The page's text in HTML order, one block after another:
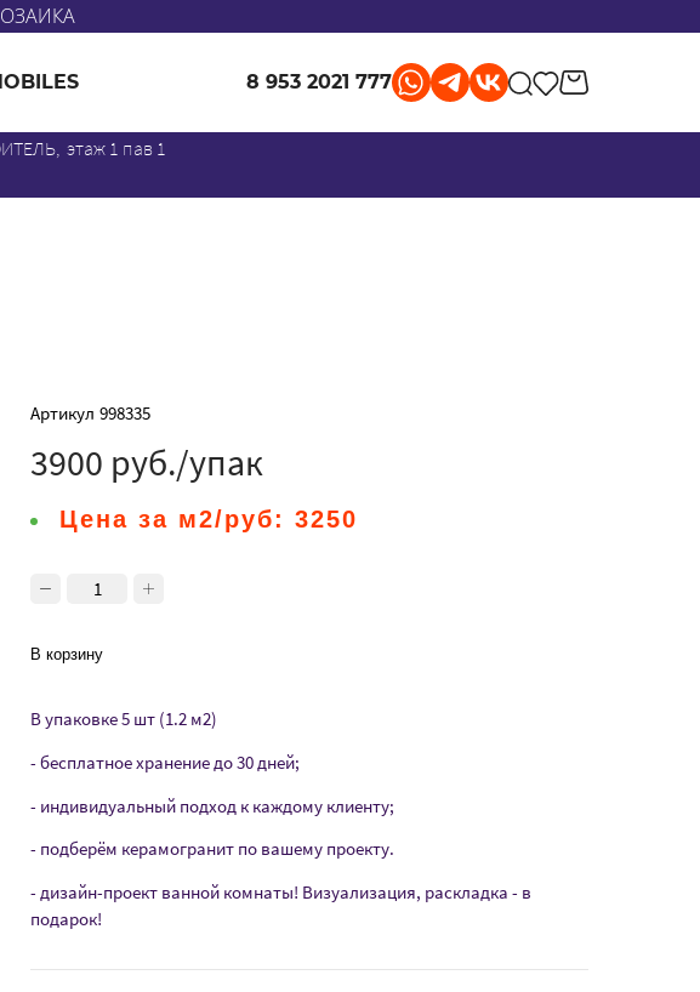
8 953 2021 777
этаж 1 пав 1
Артикул 998335
3900 руб./упак
Цена за м2/руб: 3250
В корзину
В упаковке 5 шт (1.2 м2)
- бесплатное хранение до 30 дней;
- индивидуальный подход к каждому клиенту;
- подберём керамогранит по вашему проекту.
- дизайн-проект ванной комнаты! Визуализация, раскладка - в
подарок!